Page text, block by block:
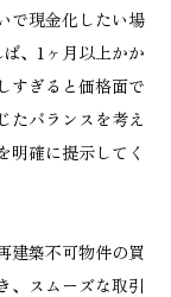
で現金化したい場
、1ヶ月以上かか
すぎると価格面で
たバランスを考え
明確に提示してく
建築不可物件の買
、スムーズな取引